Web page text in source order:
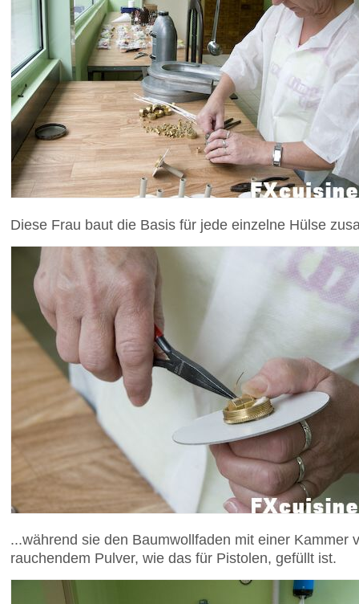
Diese Frau baut die Basis für jede einzelne Hülse
...während sie den Baumwollfaden mit einer Kammer
rauchendem Pulver, wie das für Pistolen, gefüllt ist.